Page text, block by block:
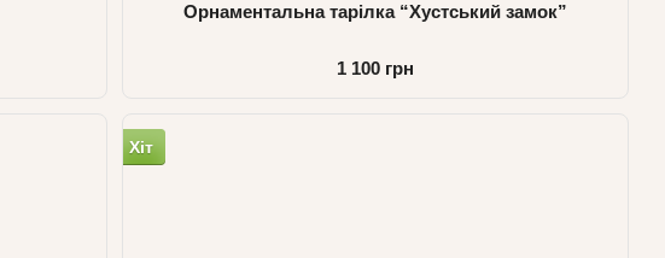
Орнаментальна тарілка “Хустський замок”
1 100 грн
Хіт